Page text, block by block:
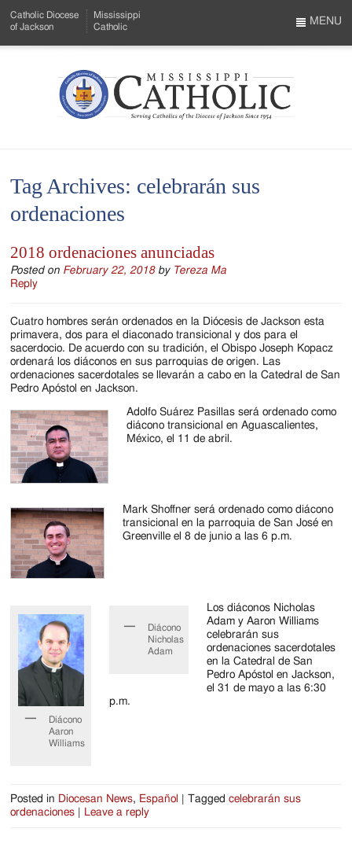
to
Menu
Content
Catholic Diocese
of Jackson
Mississippi
Catholic
Mississippi
Serving
Catholics
of
the
of
Jackson
Since
1954
MENU
Tag Archives: celebrarán sus
ordenaciones
2018 ordenaciones anunciadas
Posted on February 22, 2018 by Tereza Ma
Reply
Cuatro hombres serán ordenados en la Diócesis de Jackson esta
primavera, dos para el diaconado transicional y dos para el
sacerdocio. De acuerdo con su tradición, el Obispo Joseph Kopacz
ordenará los diáconos en sus parroquias de origen. Las
ordenaciones sacerdotales se llevarán a cabo en la Catedral de San
Pedro Apóstol en Jackson.
Adolfo Suárez Pasillas será ordenado como
diácono transicional en Aguascalientes,
México, el 11 de abril.
Mark Shoffner será ordenado como diácono
transicional en la parroquia de San José en
Greenville el 8 de junio a las 6 p.m.
Diácono
Aaron
Williams
Diácono
Nicholas
Adam
Los diáconos Nicholas
Adam y Aaron Williams
celebrarán sus
ordenaciones sacerdotales
en la Catedral de San
Pedro Apóstol en Jackson,
el 31 de mayo a las 6:30
p.m.
Posted in Diocesan News, Español |Tagged celebrarán sus
ordenaciones
Leave a reply